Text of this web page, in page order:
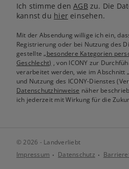
Ich stimme denAGB zu. Die
kannst du hiereinsehen.
Mit der Absendung willige ich ein,
Registrierung oder bei Nutzung des
gestellte„besondere Kategorien
Geschlecht) , von ICONY zur
verarbeitet werden, wie im Abschnitt
und Nutzung des ICONY-Dienstes
Datenschutzhinweise näher
ich jederzeit mit Wirkung für die
© 2026 - Landverliebt
Impressum
Datenschutz